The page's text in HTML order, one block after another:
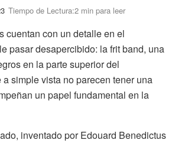
Tiempo de Lectura:2 min para leer
cuentan con un detalle en el
pasar desapercibido: la frit band, una
en la parte superior del
simple vista no parecen tener una
un papel fundamental en la
inventado por Edouard Benedictus